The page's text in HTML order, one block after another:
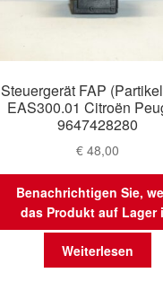
Steuergerät FAP
EAS300.01 Citroën
9647428280
€ 48,00
Benachrichtigen Sie,
das Produkt auf Lager
Weiterlesen